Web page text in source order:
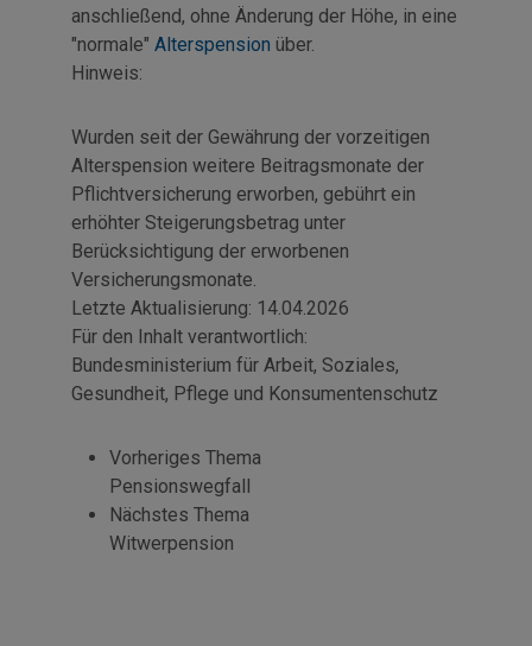
anschließend, ohne Änderung der Höhe, in eine
"normale" Alterspension über.
Hinweis:
Wurden seit der Gewährung der vorzeitigen
Alterspension weitere Beitragsmonate der
Pflichtversicherung erworben, gebührt ein
erhöhter Steigerungsbetrag unter
Berücksichtigung der erworbenen
Versicherungsmonate.
Letzte Aktualisierung: 14.04.2026
Für den Inhalt verantwortlich:
Bundesministerium für Arbeit, Soziales,
Gesundheit, Pflege und Konsumentenschutz
Vorheriges Thema
Pensionswegfall
Nächstes Thema
Witwerpension